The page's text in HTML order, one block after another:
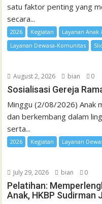
satu faktor penting yang
secara...
2026 Kegiatan
Layanan Anak
Layanan Dewasa-Komunitas
August 2, 2026 bian 0
Sosialisasi Gereja
Minggu (2/08/2026) Anak
dan berkembang dalam
serta...
2026 Kegiatan Layanan
July 29, 2026 bian 0
Pelatihan:
Anak, HKBP Sudirman